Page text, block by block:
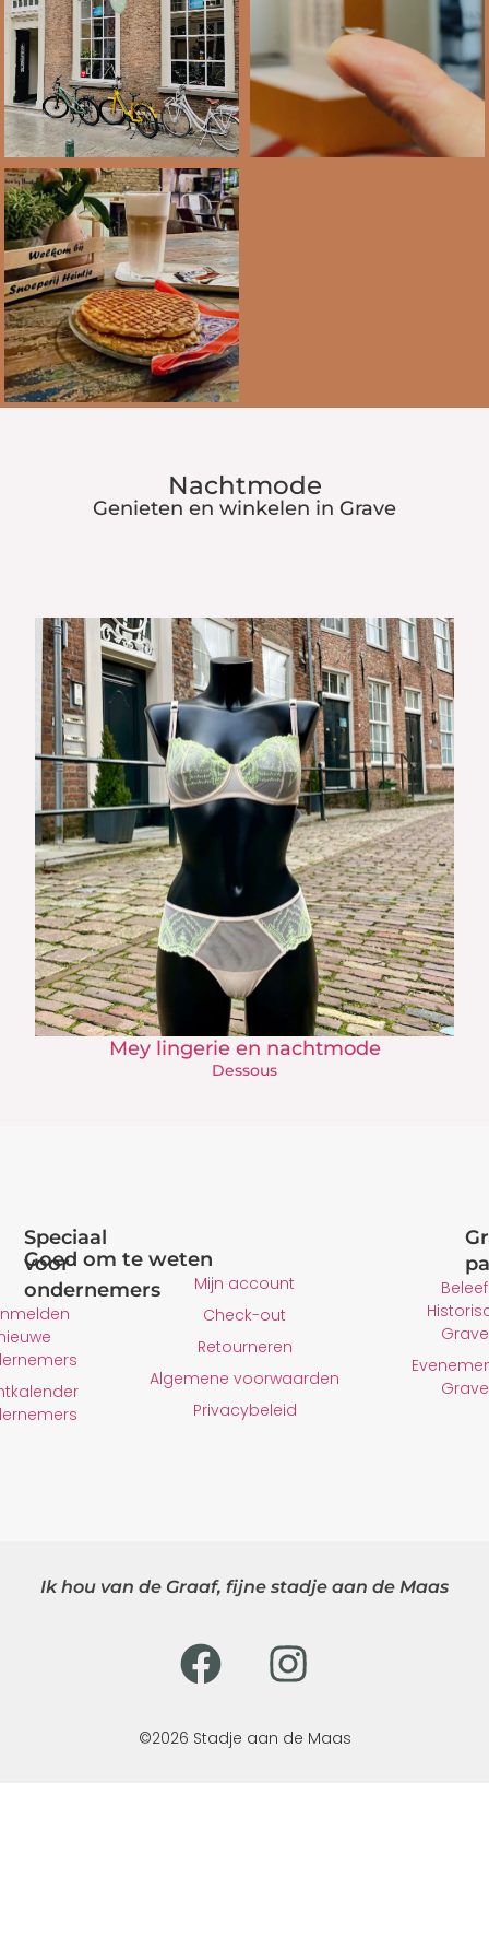
Nachtmode
Genieten en winkelen in Grave
Mey lingerie en nachtmode
Dessous
Beleef
Grave
Grave
Goed om te weten
Mijn account
Check-out
Retourneren
Algemene voorwaarden
Privacybeleid
Speciaal
voor
ondernemers
Ik hou van de Graaf, fijne stadje aan de Maas
©2026 Stadje aan de Maas